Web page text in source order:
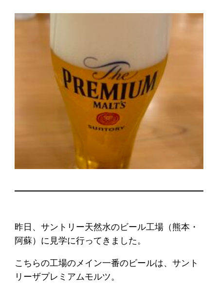
昨日、サントリー天然水のビール工場（熊本・
阿蘇）に見学に行ってきました。
こちらの工場のメイン一番のビールは、サント
リーザプレミアムモルツ。